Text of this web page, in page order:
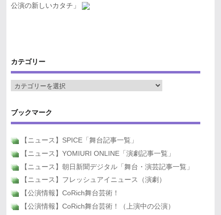
公演の新しいカタチ」
カテゴリー
ブックマーク
【ニュース】SPICE「舞台記事一覧」
【ニュース】YOMIURI ONLINE「演劇記事一覧」
【ニュース】朝日新聞デジタル「舞台・演芸記事一覧」
【ニュース】フレッシュアイニュース（演劇）
【公演情報】CoRich舞台芸術！
【公演情報】CoRich舞台芸術！（上演中の公演）